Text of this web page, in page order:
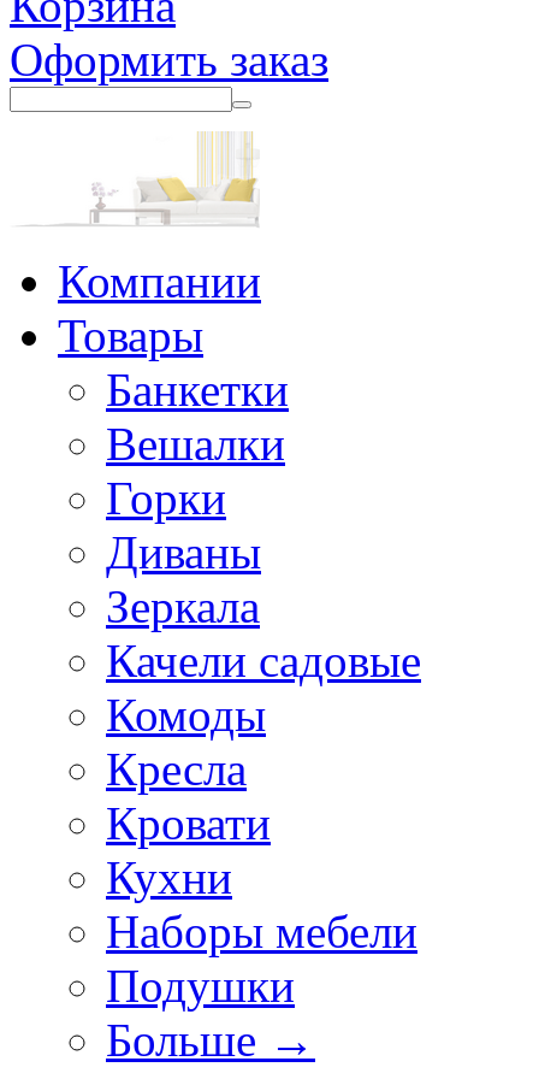
Оформить заказ
Компании
Товары
Банкетки
Вешалки
Горки
Диваны
Зеркала
Качели садовые
Комоды
Кресла
Кровати
Кухни
Наборы мебели
Подушки
Больше →